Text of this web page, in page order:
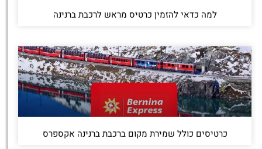
למה כדאי להזמין כרטיס מראש לרכבת ברנינה
כרטיסים כולל שמירת מקום ברכבת ברנינה אקספרס